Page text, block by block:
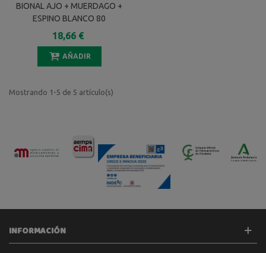
BIONAL AJO + MUERDAGO +
ESPINO BLANCO 80
CAPSULAS
18,66 €
AÑADIR
Mostrando 1-5 de 5 artículo(s)
INFORMACIÓN